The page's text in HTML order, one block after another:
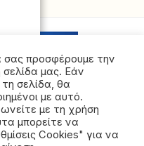
ρητά η
έγγραφη άδεια
σας προσφέρουμε την
σελίδα μας. Εάν
τη σελίδα, θα
με αυτό.
με τη χρήση
μπορείτε να
Cookies" για να